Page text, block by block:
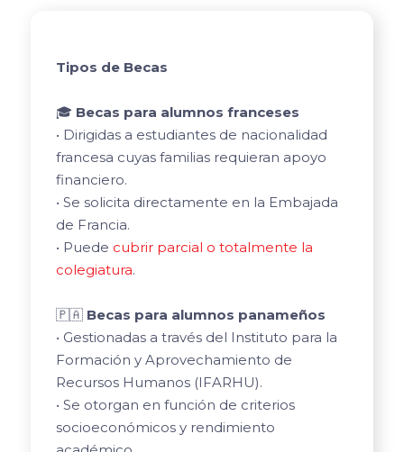
Tipos de Becas
🎓 Becas para alumnos franceses
• Dirigidas a estudiantes de nacionalidad
francesa cuyas familias requieran apoyo
financiero.
• Se solicita directamente en la Embajada
de Francia.
• Puede cubrir parcial o totalmente la
colegiatura.
🇵🇦 Becas para alumnos panameños
• Gestionadas a través del Instituto para la
Formación y Aprovechamiento de
Recursos Humanos (IFARHU).
• Se otorgan en función de criterios
socioeconómicos y rendimiento